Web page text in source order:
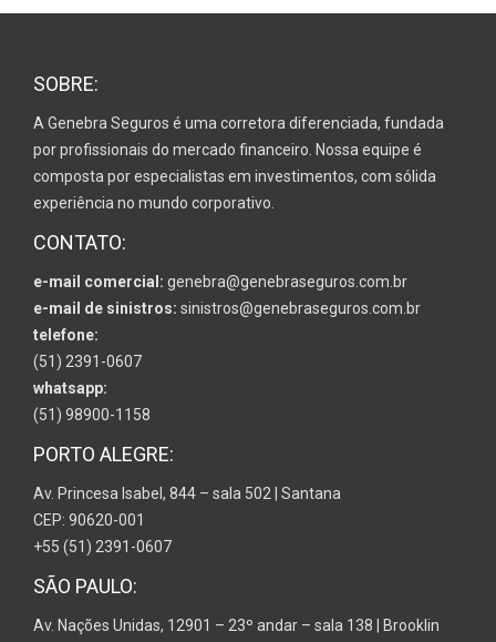
SOBRE:
A Genebra Seguros é uma corretora diferenciada, fundada
por profissionais do mercado financeiro. Nossa equipe é
composta por especialistas em investimentos, com sólida
experiência no mundo corporativo.
CONTATO:
e-mail comercial: genebra@genebraseguros.com.br
e-mail de sinistros: sinistros@genebraseguros.com.br
telefone:
(51) 2391-0607
whatsapp:
(51) 98900-1158
PORTO ALEGRE:
Av. Princesa Isabel, 844 – sala 502 | Santana
CEP: 90620-001
+55 (51) 2391-0607
SÃO PAULO:
Av. Nações Unidas, 12901 – 23º andar – sala 138 | Brooklin